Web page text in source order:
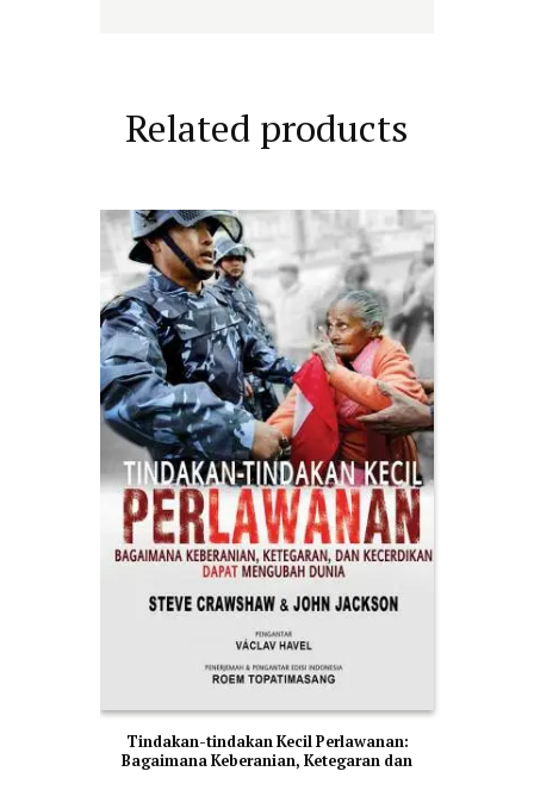
Related products
Tindakan-tindakan Kecil Perlawanan:
Bagaimana Keberanian, Ketegaran dan